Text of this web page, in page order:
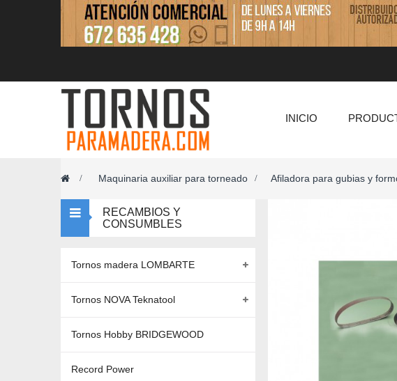
INICIO
> Maquinaria auxiliar para torneado > Afiladora para gubias y
RECAMBIOS Y
CONSUMBLES
Tornos madera LOMBARTE
Tornos NOVA Teknatool
Tornos Hobby BRIDGEWOOD
Record Power